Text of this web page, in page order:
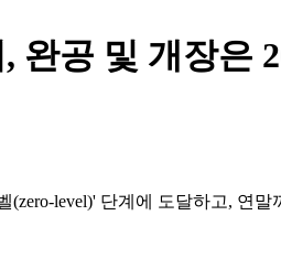
공 및 개장은
level)' 단계에 도달하고, 연말